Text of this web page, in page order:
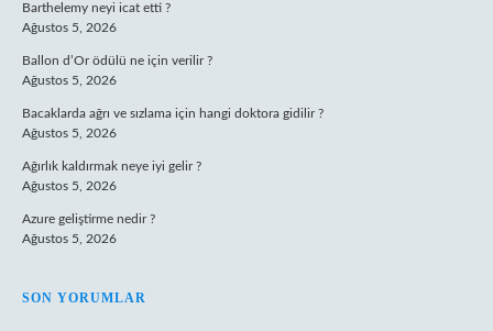
Barthelemy neyi icat etti ?
Ağustos 5, 2026
Ballon d’Or ödülü ne için verilir ?
Ağustos 5, 2026
Bacaklarda ağrı ve sızlama için hangi doktora gidilir ?
Ağustos 5, 2026
Ağırlık kaldırmak neye iyi gelir ?
Ağustos 5, 2026
Azure geliştirme nedir ?
Ağustos 5, 2026
SON YORUMLAR